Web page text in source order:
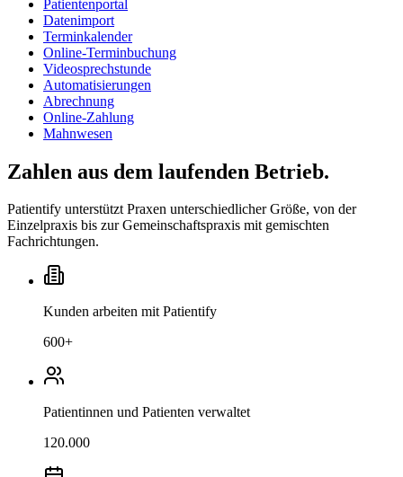
Patientenportal
Datenimport
Terminkalender
Online-Terminbuchung
Videosprechstunde
Automatisierungen
Abrechnung
Online-Zahlung
Mahnwesen
Zahlen aus dem laufenden Betrieb.
Patientify unterstützt Praxen unterschiedlicher Größe, von der
Einzelpraxis bis zur Gemeinschaftspraxis mit gemischten
Fachrichtungen.
Kunden arbeiten mit Patientify
600+
Patientinnen und Patienten verwaltet
120.000